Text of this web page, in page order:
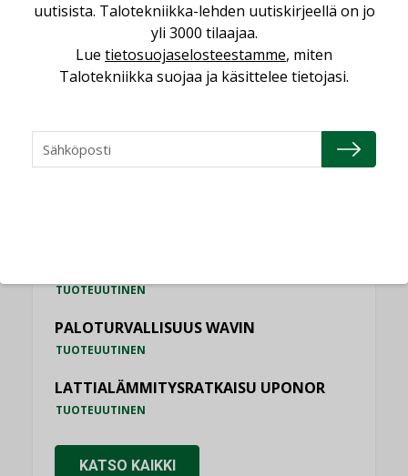
KATSO KAIKKI
TUOTEUUTISET
TUOTEUUTINEN
PALOTURVALLISUUS WAVIN
TUOTEUUTINEN
LATTIALÄMMITYSRATKAISU UPONOR
TUOTEUUTINEN
KATSO KAIKKI
uutisista. Talotekniikka-lehden uutiskirjeellä on jo
yli 3000 tilaajaa.
Lue tietosuojaselosteestamme, miten
Talotekniikka suojaa ja käsittelee tietojasi.